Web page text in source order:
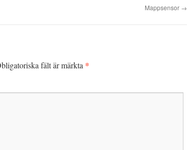
Mappsensor →
fält är märkta *